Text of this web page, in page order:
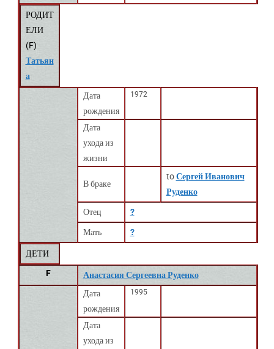
РОДИТ
ЕЛИ
(F)
Татьян
а
Дата
рождения
1972
Дата
ухода из
жизни
В браке
toСергей Иванович
Руденко
Отец ?
Мать ?
ДЕТИ
F
Анастасия Сергеевна Руденко
Дата
рождения
1995
Дата
ухода из